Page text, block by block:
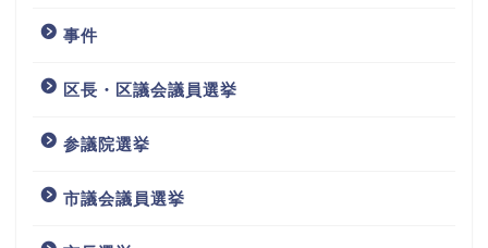
事件
区長・区議会議員選挙
参議院選挙
市議会議員選挙